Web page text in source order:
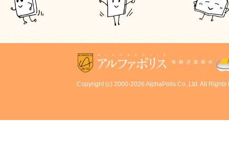
Copyright (c) 2000-2026 AlphaPolis Co.,Ltd. All Rights